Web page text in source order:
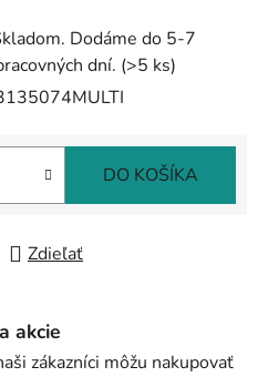
Dodáme do 5-7
dní. (>5 ks)
DO KOŠÍKA
Zdieľať
akcie
zákazníci môžu nakupovať